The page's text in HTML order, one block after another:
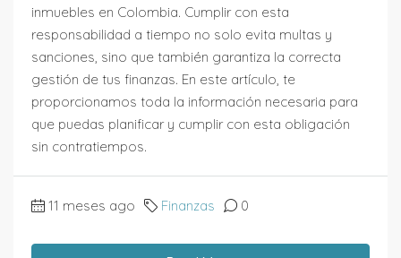
inmuebles en Colombia. Cumplir con esta
responsabilidad a tiempo no solo evita multas y
sanciones, sino que también garantiza la correcta
gestión de tus finanzas. En este artículo, te
proporcionamos toda la información necesaria para
que puedas planificar y cumplir con esta obligación
sin contratiempos.
11 meses ago Finanzas 0